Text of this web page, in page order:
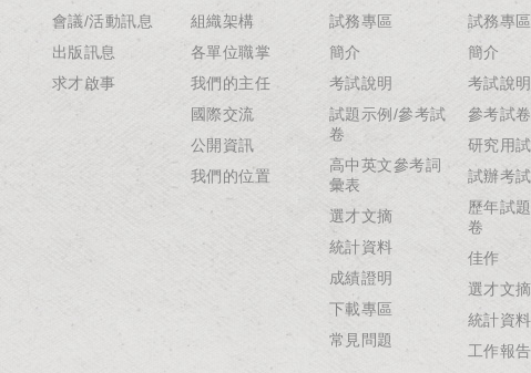
會議/活動訊息
出版訊息
求才啟事
組織架構
各單位職掌
我們的主任
國際交流
公開資訊
我們的位置
試務專區
簡介
考試說明
試題示例/參考試
卷
高中英文參考詞
彙表
選才文摘
統計資料
成績證明
下載專區
常見問題
試務專區
簡介
考試說明
參考試卷
研究用
試辦考試
歷年試
卷
佳作
選才文摘
統計資料
工作報告